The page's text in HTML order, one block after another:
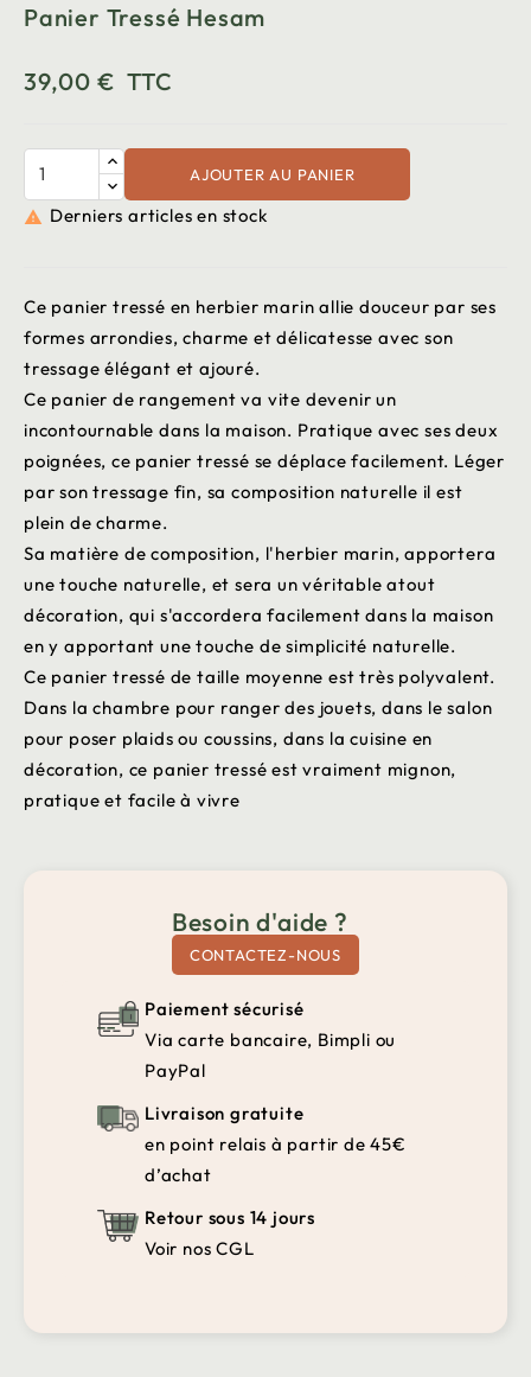
Panier Tressé Hesam
39,00 € TTC
AJOUTER AU PANIER
 Derniers articles en stock
Ce panier tressé en herbier marin allie douceur par ses
formes arrondies, charme et délicatesse avec son
tressage élégant et ajouré.
Ce panier de rangement va vite devenir un
incontournable dans la maison. Pratique avec ses deux
poignées, ce panier tressé se déplace facilement. Léger
par son tressage fin, sa composition naturelle il est
plein de charme.
Sa matière de composition, l'herbier marin, apportera
une touche naturelle, et sera un véritable atout
décoration, qui s'accordera facilement dans la maison
en y apportant une touche de simplicité naturelle.
Ce panier tressé de taille moyenne est très polyvalent.
Dans la chambre pour ranger des jouets, dans le salon
pour poser plaids ou coussins, dans la cuisine en
décoration, ce panier tressé est vraiment mignon,
pratique et facile à vivre
Besoin d'aide ?
CONTACTEZ-NOUS
Paiement sécurisé
Via carte bancaire, Bimpli ou
PayPal
Livraison gratuite
en point relais à partir de 45€
d’achat
Retour sous 14 jours
Voir nos CGL